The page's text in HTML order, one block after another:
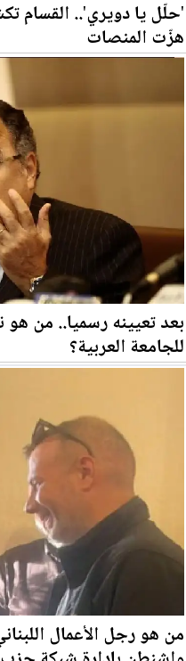
'حلّل يا دويري'.. القسام
هزّت المنصات
بعد تعيينه رسميا.. من هو
للجامعة العربية؟
من هو رجل الأعمال